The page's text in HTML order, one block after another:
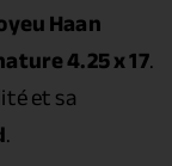
Haan
4.25 x 17.
et sa
.